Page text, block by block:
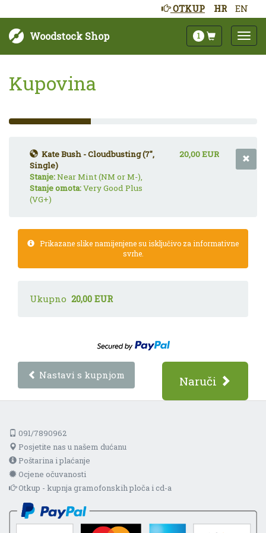
HR EN
OTKUP
Woodstock Shop 1
Kupovina
33%
Complete
Kate Bush - Cloudbusting (7",
Single)
Stanje:Near Mint (NM or M-),
Stanje omota:Very Good Plus
(VG+)
20,00 EUR
Prikazane slike namijenjene su isključivo za informativne
svrhe.
Ukupno 20,00 EUR
Nastavi s kupnjom Naruči
091/7890962
Posjetite nas u našem dućanu
Poštarina i plaćanje
Ocjene očuvanosti
Otkup - kupnja gramofonskih ploča i cd-a